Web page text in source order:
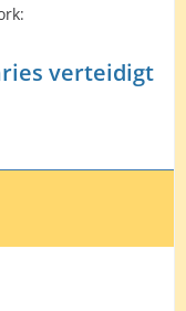
verteidigt